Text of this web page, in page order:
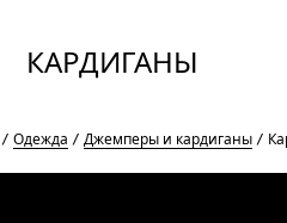
КАРДИГАНЫ
Одежда Джемперы и кардиганы